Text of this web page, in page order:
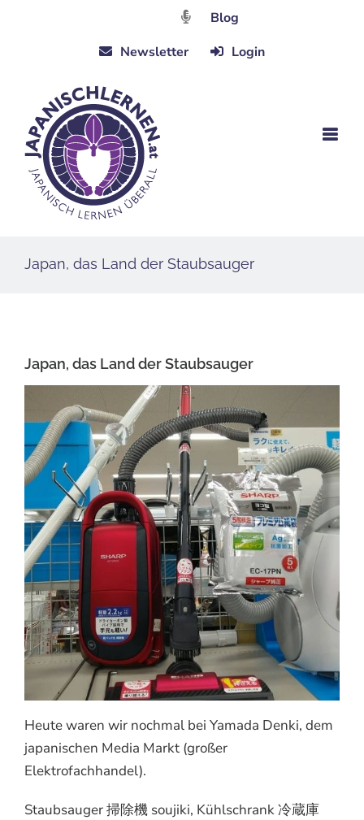
Blog
Newsletter
Login
Japan, das Land der Staubsauger
Japan, das Land der Staubsauger
Heute waren wir nochmal bei Yamada Denki, dem
japanischen Media Markt (großer
Elektrofachhandel).
Staubsauger 掃除機 soujiki, Kühlschrank 冷蔵庫